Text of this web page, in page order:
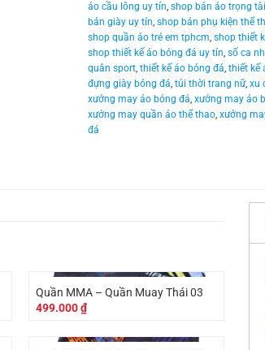
áo cầu lông uy tín, shop bán áo trọng tài
bán giày uy tín, shop bán phụ kiện thể
shop quần áo trẻ em tphcm, shop thiết
shop thiết kế áo bóng đá uy tín, số ca
quân sport, thiết kế áo bóng đá, thiết kế
đựng giày bóng đá, túi thời trang nữ, xu
xưởng may áo bóng đá, xưởng may áo
xưởng may quần áo thể thao, xưởng
đá
Quần MMA – Quần Muay Thái 03
499.000₫